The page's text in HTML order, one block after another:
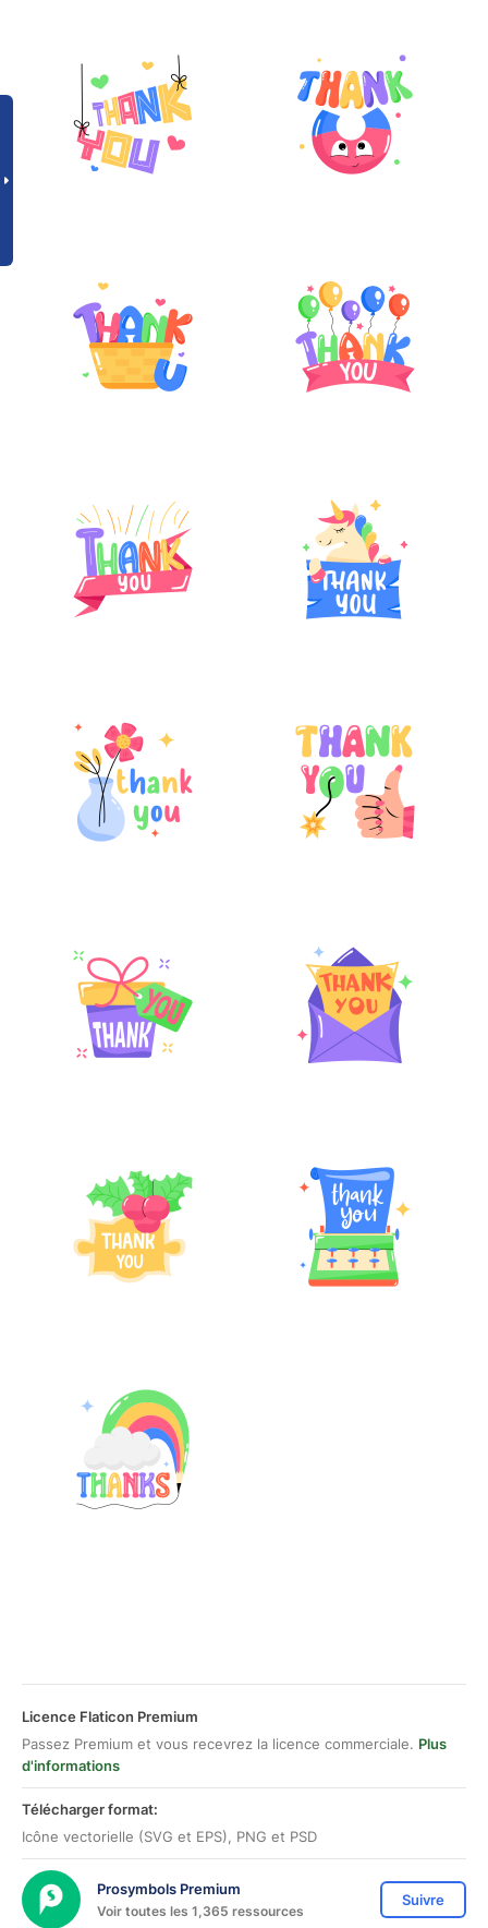
Licence Flaticon Premium
Passez Premium et vous recevrez la licence commerciale. Plus
d'informations
Télécharger format:
Icône vectorielle (SVG et EPS), PNG et PSD
Prosymbols Premium
Voir toutes les 1,365 ressources
Suivre